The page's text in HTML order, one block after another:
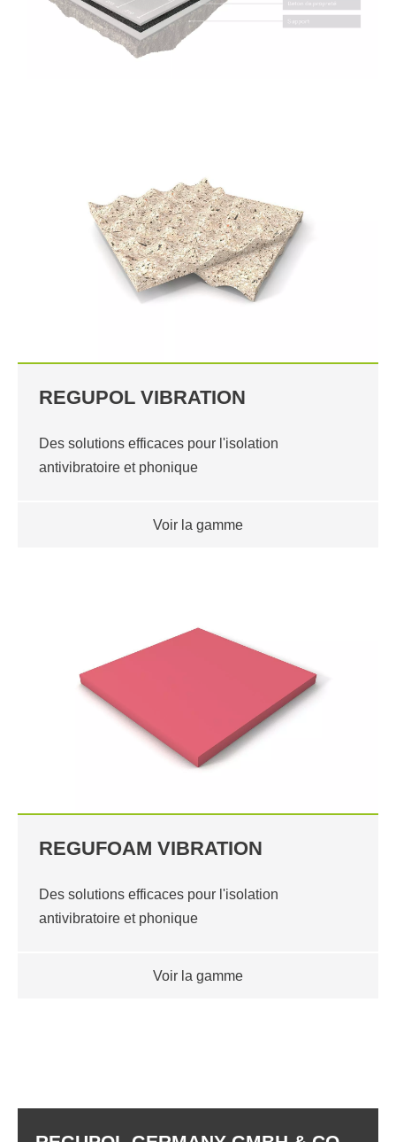
REGUPOL VIBRATION
Des solutions efficaces pour l'isolation
antivibratoire et phonique
Voir la gamme
REGUFOAM VIBRATION
Des solutions efficaces pour l'isolation
antivibratoire et phonique
Voir la gamme